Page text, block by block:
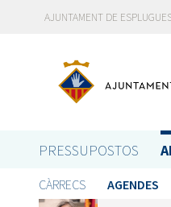
AJUNTAMENT DE
PRESSUPOSTOS
CÀRRECS AGENDES